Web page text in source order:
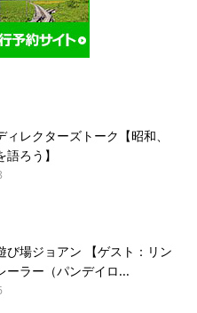
ィレクターズトーク【昭和、
ろう】
び場ジョアン 【ゲスト：リン
ーラー（パンデイロ...